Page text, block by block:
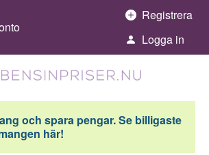
Registrera
Logga in
och spara pengar. Se billigaste
här!